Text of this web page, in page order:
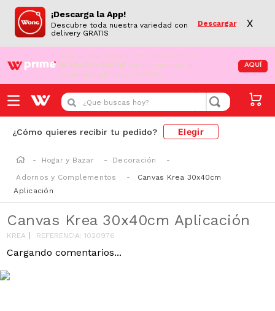
¡Descarga la App!
Descubre toda nuestra variedad con
delivery GRATIS
Descargar X
¡Aún no eres Wong Prime! Aprovecha el
DESPACHO GRATIS en tus compras de
supermercado desde S/79.90
AQUÍ
¿Que buscas hoy?
¿Cómo quieres recibir tu pedido? Elegir
Hogar y Bazar
Decoración
Adornos y Complementos
Canvas Krea 30x40cm
Aplicación
Canvas Krea 30x40cm Aplicación
KREA REFERENCIA:1020976
Cargando comentarios...